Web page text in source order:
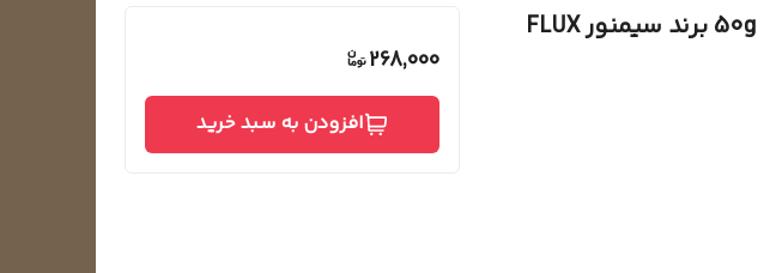
268,000
افزودن به سبد خرید